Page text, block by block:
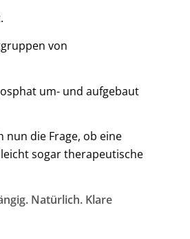
von
um- und aufgebaut
die Frage, ob eine
sogar therapeutische
Natürlich. Klare